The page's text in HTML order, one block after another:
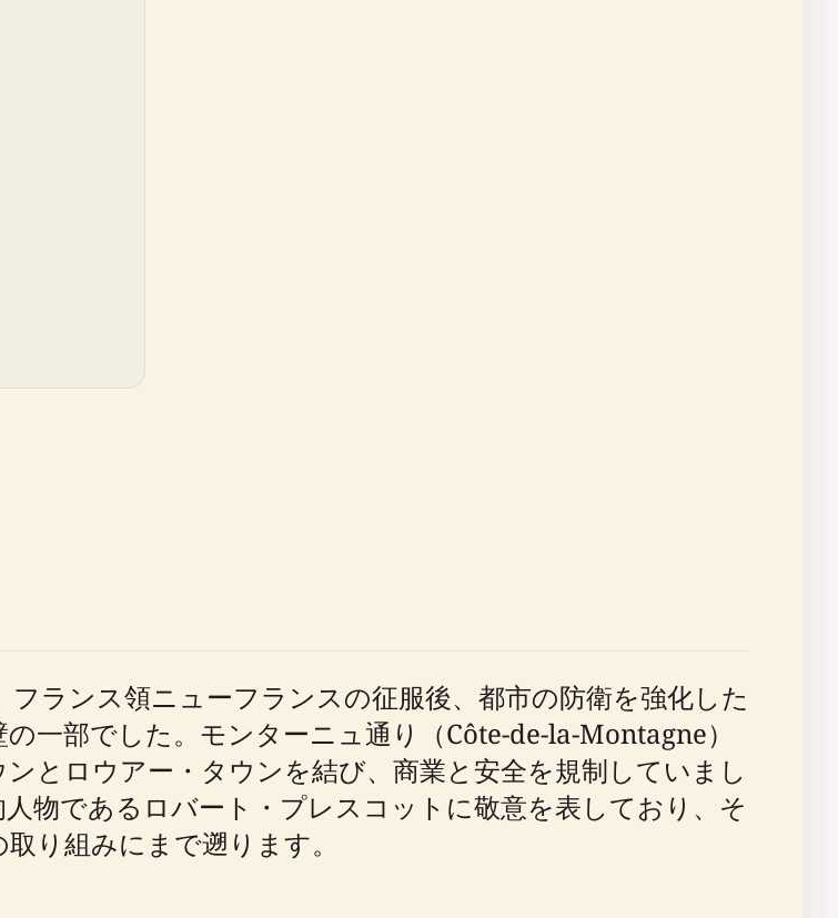
ランス領ニューフランスの征服後、都市の防衛を強化した
一部でした。モンターニュ通り（Côte-de-la-Montagne）
とロウアー・タウンを結び、商業と安全を規制していまし
物であるロバート・プレスコットに敬意を表しており、そ
り組みにまで遡ります。